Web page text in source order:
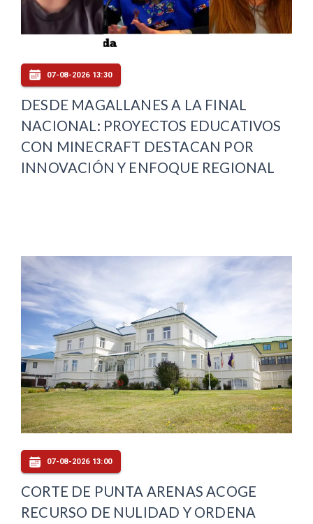
07-08-2026 13:30
DESDE MAGALLANES A LA FINAL
NACIONAL: PROYECTOS EDUCATIVOS
CON MINECRAFT DESTACAN POR
INNOVACIÓN Y ENFOQUE REGIONAL
07-08-2026 13:00
CORTE DE PUNTA ARENAS ACOGE
RECURSO DE NULIDAD Y ORDENA